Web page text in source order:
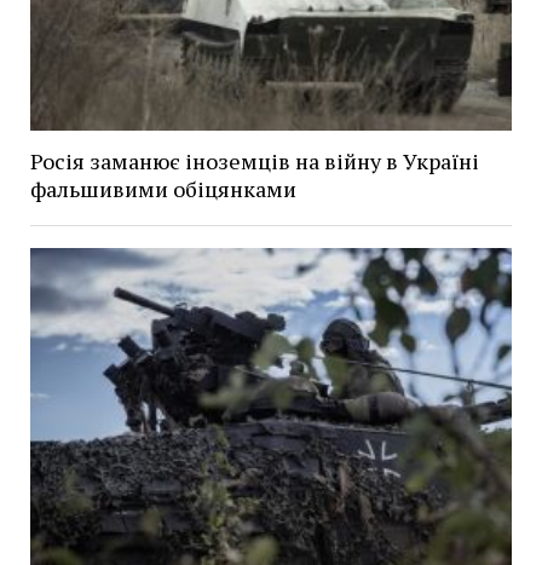
Росія заманює іноземців на війну в Україні
фальшивими обіцянками